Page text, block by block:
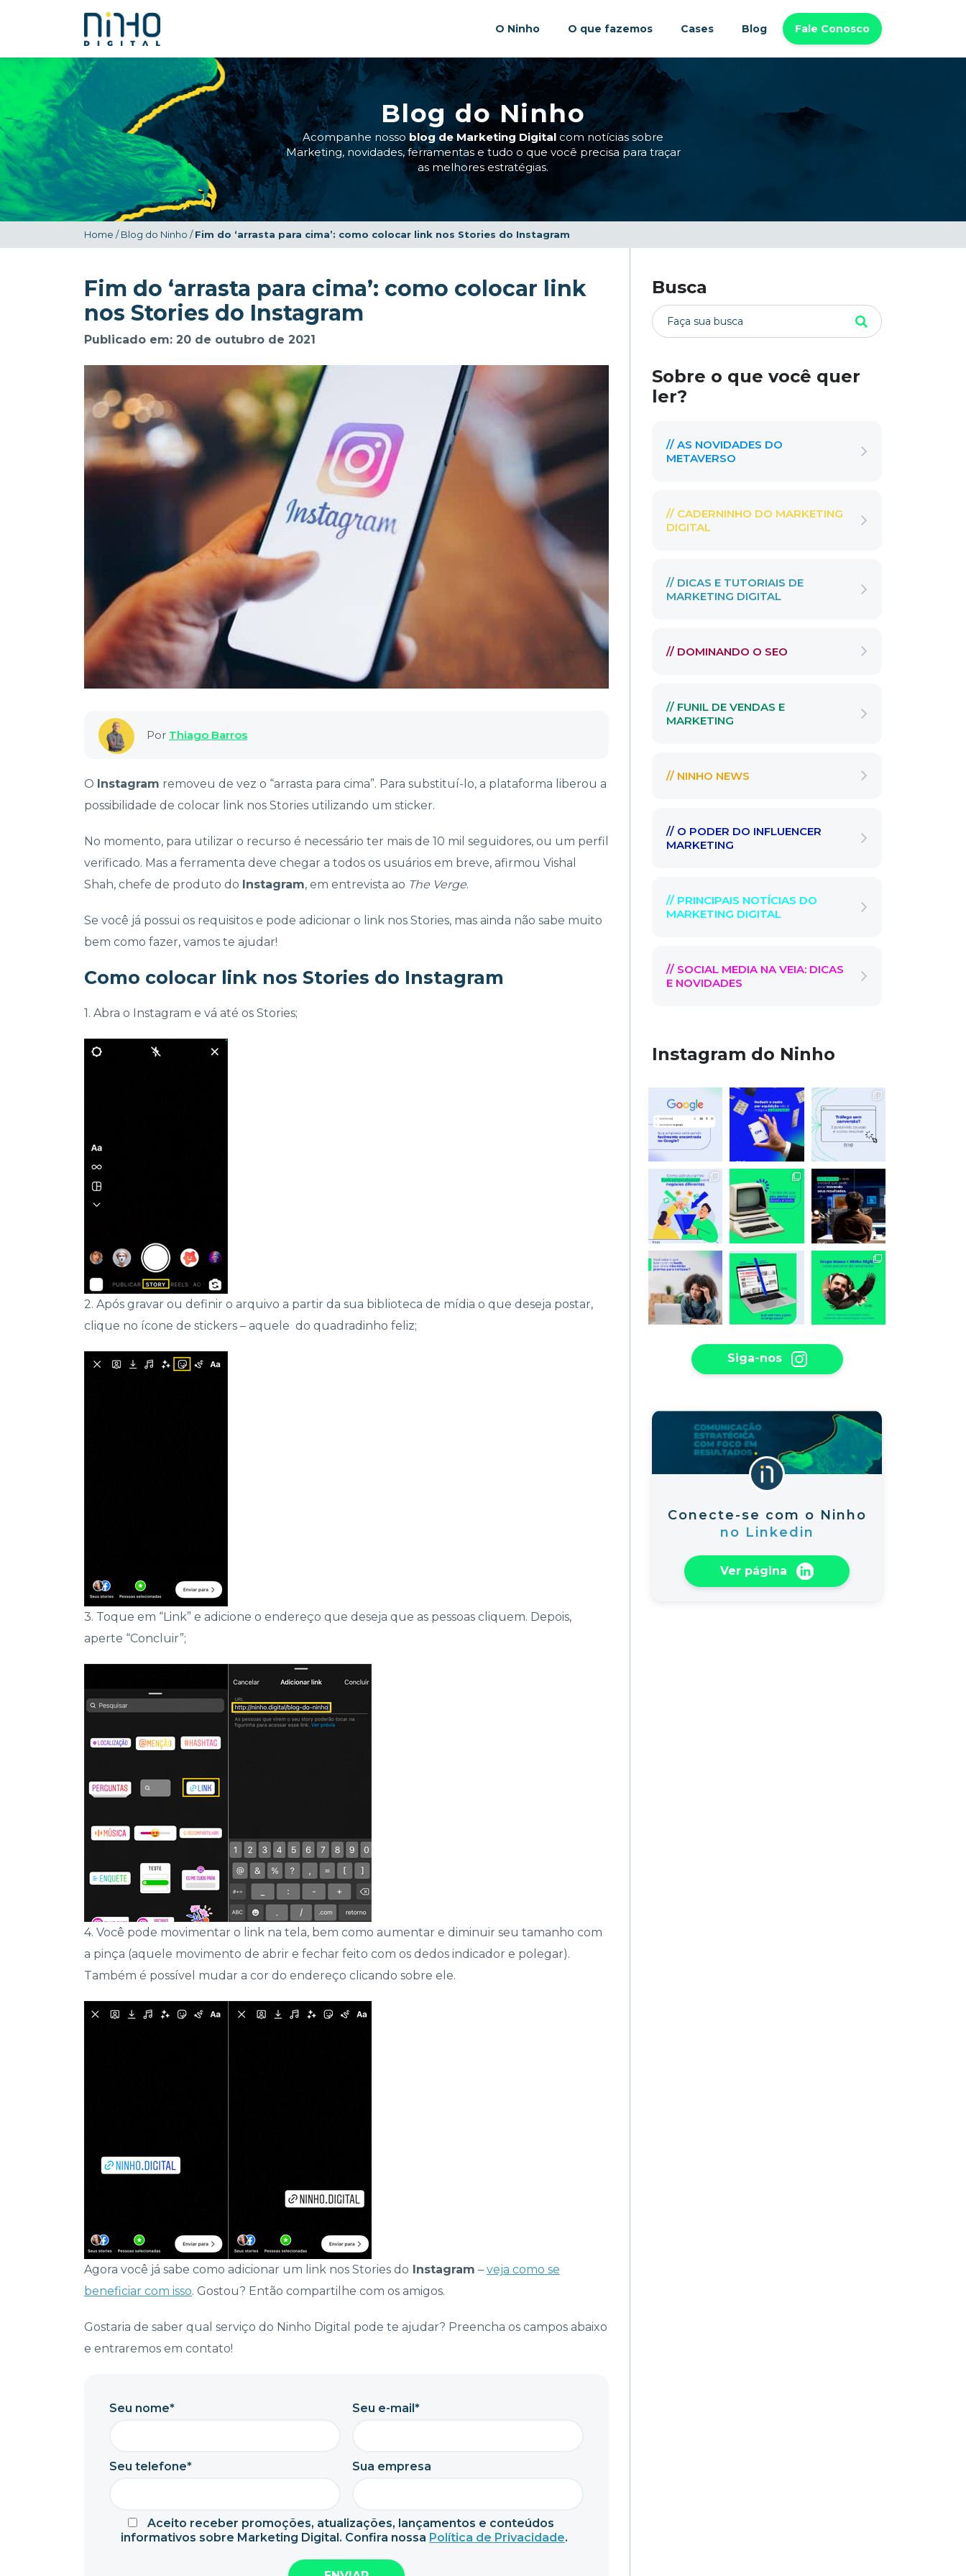
O Ninho O que fazemos Cases Blog Fale Conosco
Blog do Ninho
Acompanhe nossoblog de Marketing Digital com notícias sobre
Marketing, novidades, ferramentas e tudo o que você precisa para traçar
as melhores estratégias.
Home /Blog do Ninho /Fim do ‘arrasta para cima’: como colocar link nos Stories do Instagram
Fim do ‘arrasta para cima’: como colocar link
nos Stories do Instagram
Publicado em: 20 de outubro de 2021
Por Thiago Barros
O Instagram removeu de vez o “arrasta para cima”. Para substituí-lo, a plataforma liberou a
possibilidade de colocar link nos Stories utilizando um sticker.
No momento, para utilizar o recurso é necessário ter mais de 10 mil seguidores, ou um perfil
verificado. Mas a ferramenta deve chegar a todos os usuários em breve, afirmou Vishal
Shah, chefe de produto do Instagram, em entrevista ao The Verge.
Se você já possui os requisitos e pode adicionar o link nos Stories, mas ainda não sabe muito
bem como fazer, vamos te ajudar!
Como colocar link nos Stories do Instagram
1. Abra o Instagram e vá até os Stories;
2. Após gravar ou definir o arquivo a partir da sua biblioteca de mídia o que deseja postar,
clique no ícone de stickers – aquele do quadradinho feliz;
3. Toque em “Link” e adicione o endereço que deseja que as pessoas cliquem. Depois,
aperte “Concluir”;
4. Você pode movimentar o link na tela, bem como aumentar e diminuir seu tamanho com
a pinça (aquele movimento de abrir e fechar feito com os dedos indicador e polegar).
Também é possível mudar a cor do endereço clicando sobre ele.
Agora você já sabe como adicionar um link nos Stories do Instagram – veja como se
beneficiar com isso. Gostou? Então compartilhe com os amigos.
Gostaria de saber qual serviço do Ninho Digital pode te ajudar? Preencha os campos abaixo
e entraremos em contato!
Seu nome* Seu e-mail*
Seu telefone* Sua empresa
Aceito receber promoções, atualizações, lançamentos e conteúdos
informativos sobre Marketing Digital. Confira nossa Política de Privacidade.
Busca
Sobre o que você quer
ler?
// AS NOVIDADES DO
METAVERSO
// CADERNINHO DO MARKETING
DIGITAL
// DICAS E TUTORIAIS DE
MARKETING DIGITAL
// DOMINANDO O SEO
// FUNIL DE VENDAS E
MARKETING
// NINHO NEWS
// O PODER DO INFLUENCER
MARKETING
// PRINCIPAIS NOTÍCIAS DO
MARKETING DIGITAL
// SOCIAL MEDIA NA VEIA: DICAS
E NOVIDADES
Instagram do Ninho
Siga-nos
Conecte-se com o Ninho
no Linkedin
Ver página